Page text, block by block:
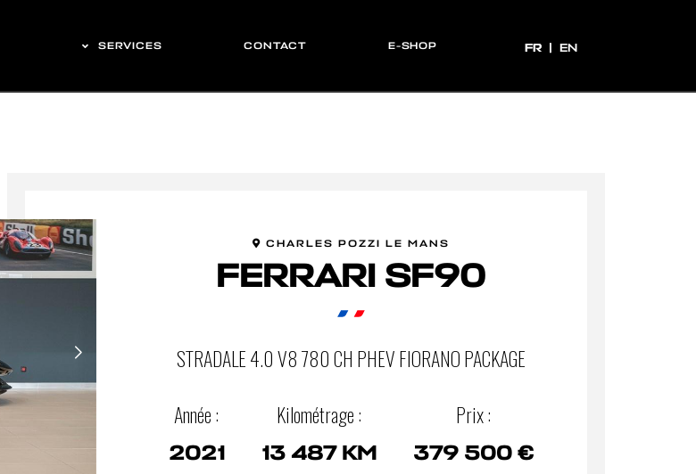
SERVICES CONTACT E-SHOP FR
FR EN
CHARLES POZZI LE MANS
FERRARI SF90
STRADALE 4.0 V8 780 CH PHEV FIORANO PACKAGE
Année :
2021
Kilométrage :
13 487 KM
Prix :
379 500 €